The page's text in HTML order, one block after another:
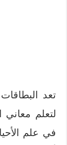
تعد
لتعلم
في علم